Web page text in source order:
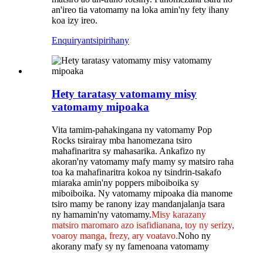
an'ireo tia vatomamy na loka amin'ny fety ihany
koa izy ireo.
Enquiryantsipirihany
Hety taratasy vatomamy misy
vatomamy mipoaka
Vita tamim-pahakingana ny vatomamy Pop
Rocks tsirairay mba hanomezana tsiro
mahafinaritra sy mahasarika. Ankafizo ny
akoran'ny vatomamy mafy mamy sy matsiro raha
toa ka mahafinaritra kokoa ny tsindrin-tsakafo
miaraka amin'ny poppers miboiboika sy
miboiboika. Ny vatomamy mipoaka dia manome
tsiro mamy be ranony izay mandanjalanja tsara
ny hamamin'ny vatomamy.Misy karazany
matsiro maromaro azo isafidianana, toy ny serizy,
voaroy manga, frezy, ary voatavo.Noho ny
akorany mafy sy ny famenoana vatomamy